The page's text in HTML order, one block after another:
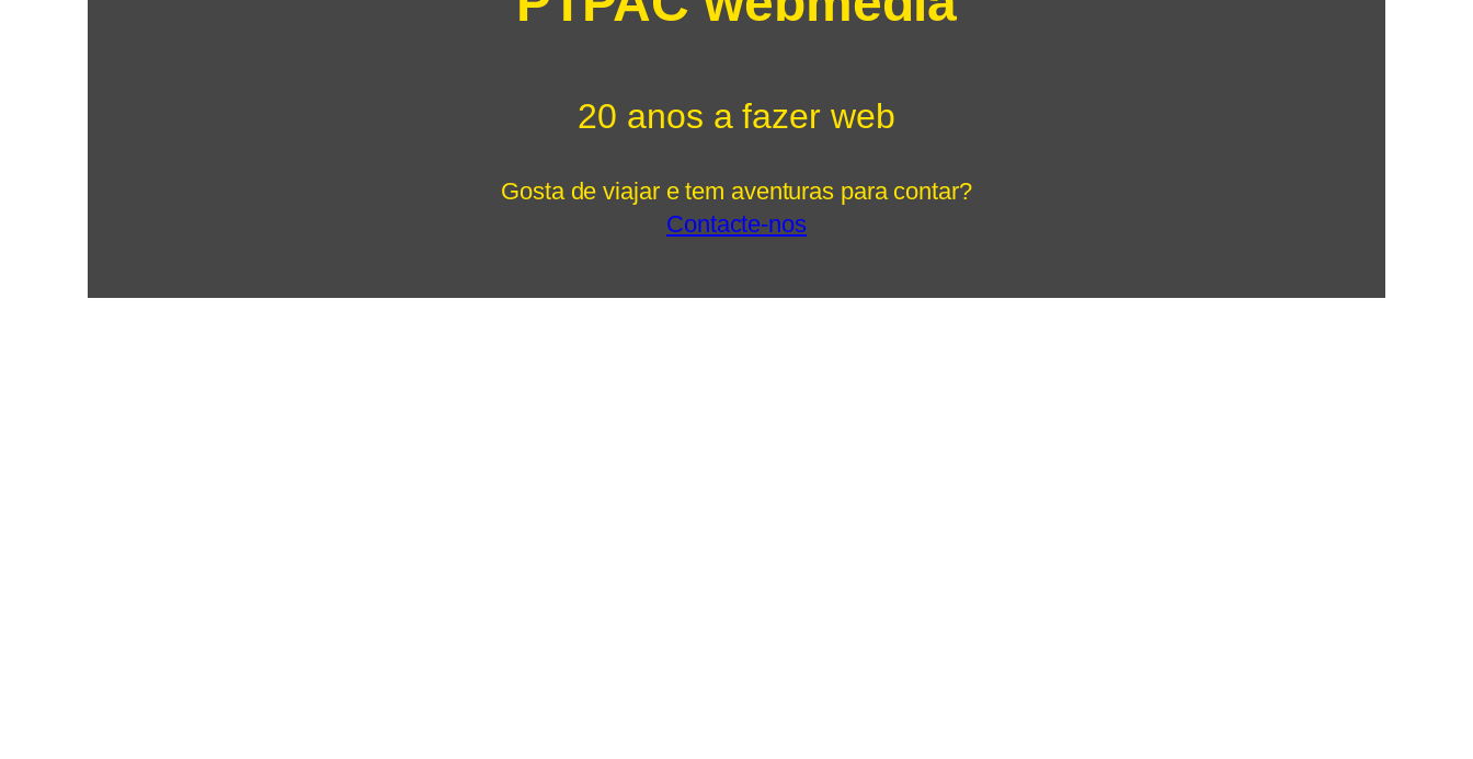
20 anos a fazer web
Gosta de viajar e tem aventuras para contar?
Contacte-nos